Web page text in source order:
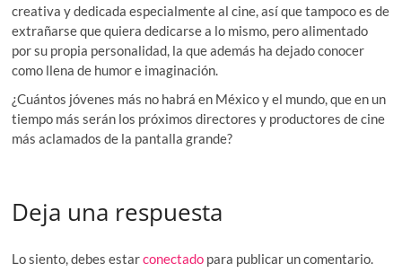
creativa y dedicada especialmente al cine, así que tampoco es de
extrañarse que quiera dedicarse a lo mismo, pero alimentado
por su propia personalidad, la que además ha dejado conocer
como llena de humor e imaginación.
¿Cuántos jóvenes más no habrá en México y el mundo, que en un
tiempo más serán los próximos directores y productores de cine
más aclamados de la pantalla grande?
Deja una respuesta
Lo siento, debes estarconectado para publicar un comentario.